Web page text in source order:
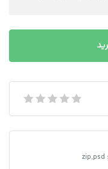
:
zip,psd